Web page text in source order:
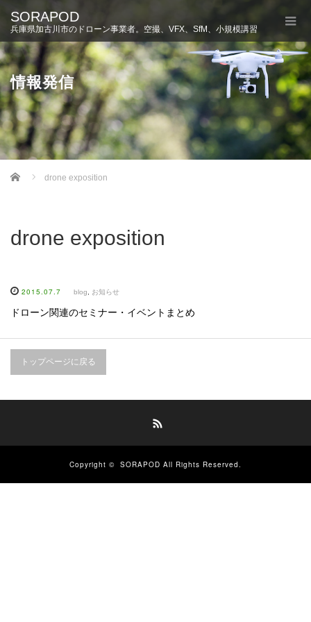
SORAPOD
兵庫県加古川市のドローン事業者。空撮、VFX、SfM、小規模講習
情報発信
Home drone exposition
drone exposition
2015.07.7 blog お知らせ
ドローン関連のセミナー・イベントまとめ
トップページに戻る
Copyright © SORAPOD All Rights Reserved.